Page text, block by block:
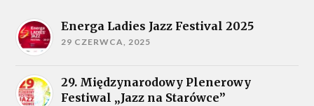
Energa Ladies Jazz Festival 2025
29 CZERWCA, 2025
29. Międzynarodowy Plenerowy
Festiwal „Jazz na Starówce”